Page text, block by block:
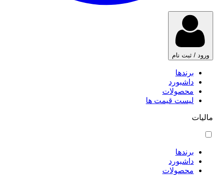
ورود / ثبت نام
برندها
داشبورد
محصولات
لیست قیمت ها
مالیات
برندها
داشبورد
محصولات